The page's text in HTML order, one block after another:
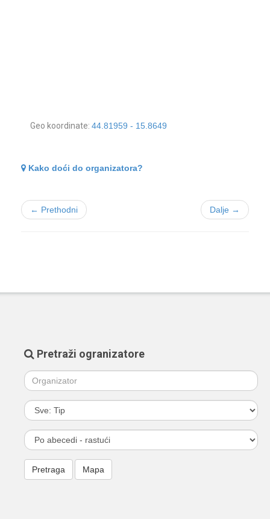
Geo koordinate: 44.81959 - 15.8649
Kako doći do organizatora?
← Prethodni Dalje →
Pretraži ogranizatore